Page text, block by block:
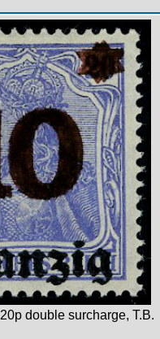
double surcharge, T.B.